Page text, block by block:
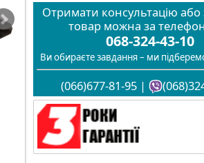
Отримати консультацію
товар можна за
068-324-43-10
Ви обираєте завдання – ми
(066)677-81-95 |